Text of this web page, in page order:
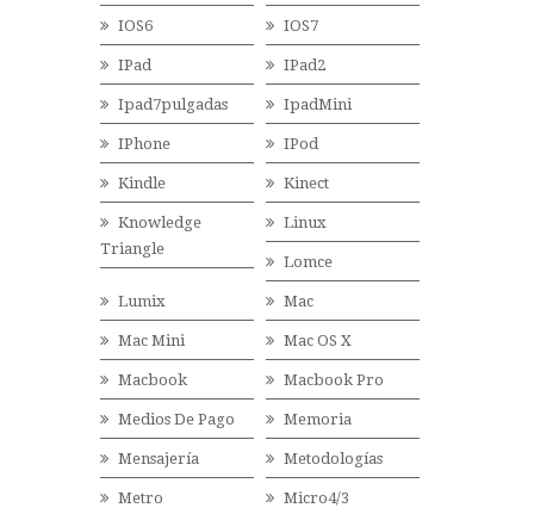
IOS6 IOS7
IPad IPad2
Ipad7pulgadas IpadMini
IPhone IPod
Kindle Kinect
Knowledge
Triangle
Linux
Lomce
Lumix Mac
Mac Mini Mac OS X
Macbook Macbook Pro
Medios De Pago Memoria
Mensajería Metodologías
Metro Micro4/3